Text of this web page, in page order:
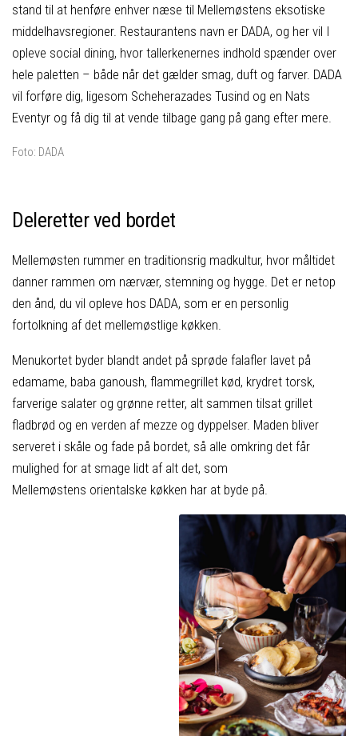
stand til at henføre enhver næse til Mellemøstens eksotiske
middelhavsregioner. Restaurantens navn er DADA, og her vil I
opleve social dining, hvor tallerkenernes indhold spænder over
hele paletten – både når det gælder smag, duft og farver. DADA
vil forføre dig, ligesom Scheherazades Tusind og en Nats
Eventyr og få dig til at vende tilbage gang på gang efter mere.
Foto: DADA
Deleretter ved bordet
Mellemøsten rummer en traditionsrig madkultur, hvor måltidet
danner rammen om nærvær, stemning og hygge. Det er netop
den ånd, du vil opleve hos DADA, som er en personlig
fortolkning af det mellemøstlige køkken.
Menukortet byder blandt andet på sprøde falafler lavet på
edamame, baba ganoush, flammegrillet kød, krydret torsk,
farverige salater og grønne retter, alt sammen tilsat grillet
fladbrød og en verden af mezze og dyppelser. Maden bliver
serveret i skåle og fade på bordet, så alle omkring det får
mulighed for at smage lidt af alt det, som
Mellemøstens orientalske køkken har at byde på.